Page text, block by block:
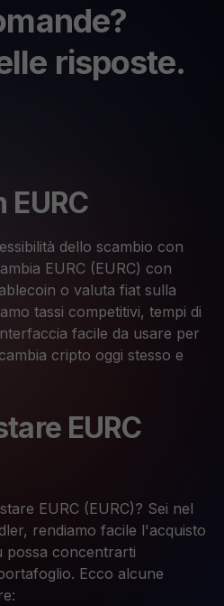
risposte.
dello scambio con
EURC (EURC) con
o valuta fiat sulla
tassi competitivi, tempi di
facile da usare per
cripto oggi stesso e
EURC
EURC (EURC)? Sei nel
rendiamo facile l'acquisto
possa concentrarti
Ecco alcune